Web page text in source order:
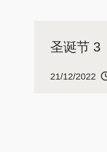
圣诞节 3
21/12/2022